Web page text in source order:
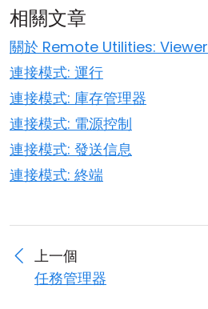
相關文章
關於 Remote Utilities: Viewer
連接模式: 運行
連接模式: 庫存管理器
連接模式: 電源控制
連接模式: 發送信息
連接模式: 終端
上一個
任務管理器